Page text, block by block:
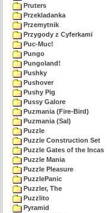
Pruters
Przekladanka
Przemytnik
Przygody z Cyferkami
Puc-Muc!
Pungo
Pungoland!
Pushky
Pushover
Pushy Pig
Pussy Galore
Puzmania (Fire-Bird)
Puzmania (Sal)
Puzzle
Puzzle Construction Set
Puzzle Gates of the Incas
Puzzle Mania
Puzzle Pleasure
PuzzlePanic
Puzzler, The
Puzzlito
Pyramid